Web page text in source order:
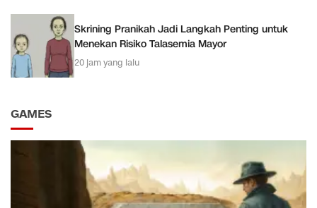
Skrining Pranikah Jadi Langkah Penting untuk
Menekan Risiko Talasemia Mayor
20 jam yang lalu
GAMES